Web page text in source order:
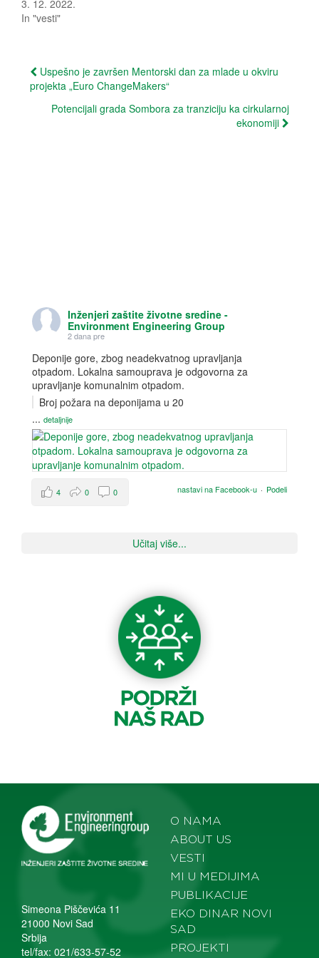
n
n
e
d
o
w
n
d
o
)
3. 12. 2022.
In "vesti"
Post
navigation
Uspešno je završen Mentorski dan za mlade u okviru
projekta „Euro ChangeMakers“
Potencijali grada Sombora za tranziciju ka cirkularnoj
ekonomiji
Inženjeri zaštite životne sredine -
Environment Engineering Group
2 dana pre
Deponije gore, zbog neadekvatnog upravljanja
otpadom. Lokalna samouprava je odgovorna za
upravljanje komunalnim otpadom.
Broj požara na deponijama u 20
... detaljnije
nastavi na Facebook-u · Podeli
4 0 0
Učitaj više...
Simeona Piščevića 11
21000 Novi Sad
Srbija
tel/fax: 021/633-57-52
O NAMA
ABOUT US
VESTI
MI U MEDIJIMA
PUBLIKACIJE
EKO DINAR NOVI
SAD
PROJEKTI